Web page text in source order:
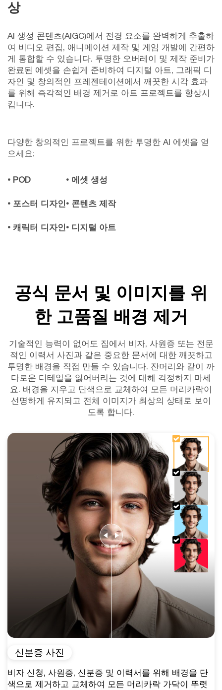
상
AI 생성 콘텐츠(AIGC)에서 전경 요소를 완벽하게 추출하
여 비디오 편집, 애니메이션 제작 및 게임 개발에 간편하
게 통합할 수 있습니다. 투명한 오버레이 및 제작 준비가
완료된 에셋을 손쉽게 준비하여 디지털 아트, 그래픽 디
자인 및 창의적인 프레젠테이션에서 깨끗한 시각 효과
를 위해 즉각적인 배경 제거로 아트 프로젝트를 향상시
킵니다.
다양한 창의적인 프로젝트를 위한 투명한 AI 에셋을 얻
으세요:
• POD
• 포스터 디자인
• 캐릭터 디자인
• 에셋 생성
• 콘텐츠 제작
• 디지털 아트
공식 문서 및 이미지를 위
한 고품질 배경 제거
기술적인 능력이 없어도 집에서 비자, 사원증 또는 전문
적인 이력서 사진과 같은 중요한 문서에 대한 깨끗하고
투명한 배경을 직접 만들 수 있습니다. 잔머리와 같이 까
다로운 디테일을 잃어버리는 것에 대해 걱정하지 마세
요. 배경을 지우고 단색으로 교체하여 모든 머리카락이
선명하게 유지되고 전체 이미지가 최상의 상태로 보이
도록 합니다.
신분증 사진
비자 신청, 사원증, 신분증 및 이력서를 위해 배경을 단
색으로 제거하고 교체하여 모든 머리카락 가닥이 뚜렷